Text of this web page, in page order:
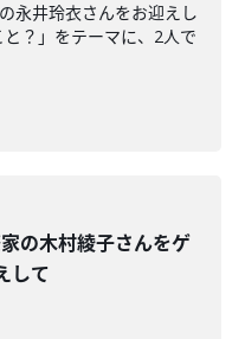
永井玲衣さんをお迎えし
と？」をテーマに、2人で
の木村綾子さんをゲ
して